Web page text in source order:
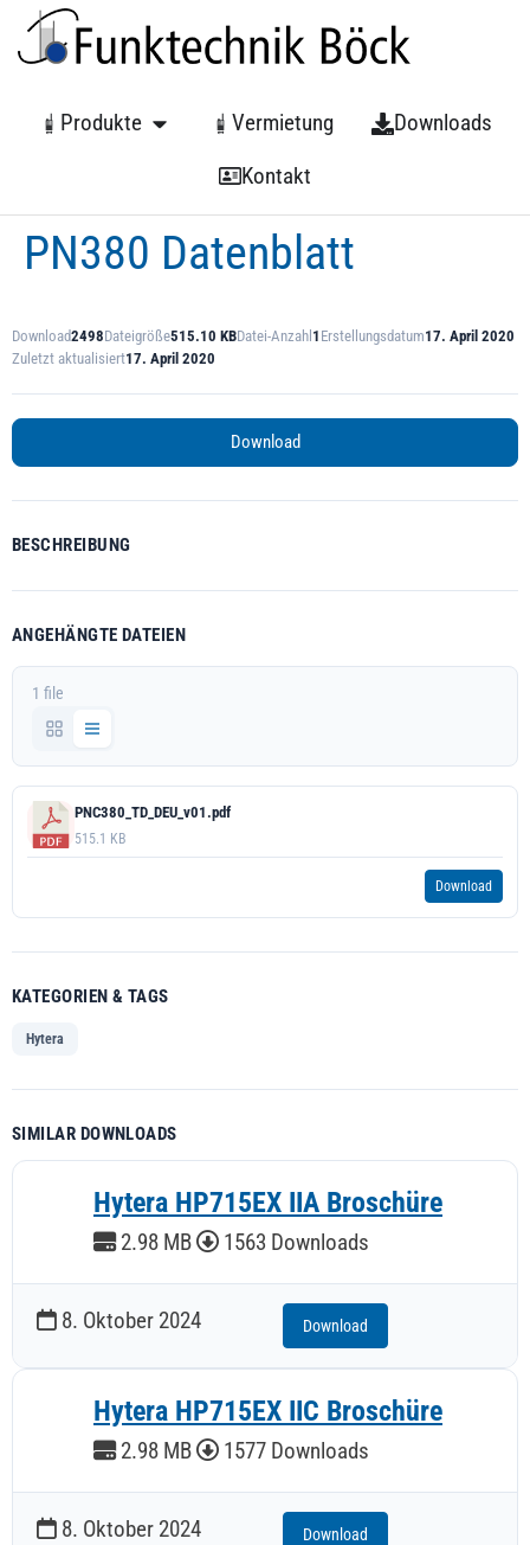
Produkte Vermietung
Downloads
Kontakt
PN380 Datenblatt
Download2498Dateigröße515.10 KBDatei-Anzahl 1 Erstellungsdatum17. April 2020
Zuletzt aktualisiert17. April 2020
Download
BESCHREIBUNG
ANGEHÄNGTE DATEIEN
1 file
PNC380_TD_DEU_v01.pdf
515.1 KB
Download
KATEGORIEN & TAGS
Hytera
SIMILAR DOWNLOADS
Hytera HP715EX IIA Broschüre
2.98 MB 1563 Downloads
8. Oktober 2024 Download
Hytera HP715EX IIC Broschüre
2.98 MB 1577 Downloads
8. Oktober 2024 Download